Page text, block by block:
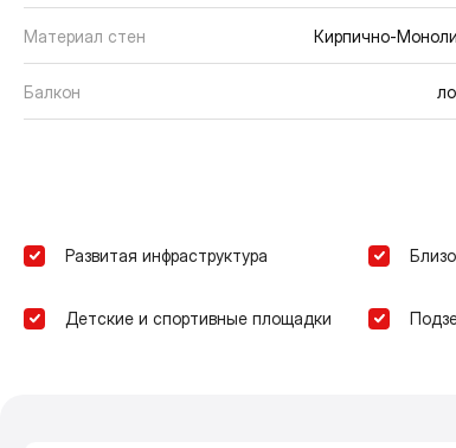
Материал стен Кирпично-
Балкон
Развитая инфраструктура
Детские и спортивные площадки